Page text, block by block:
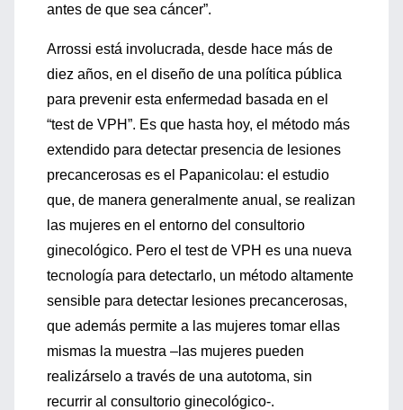
antes de que sea cáncer”.
Arrossi está involucrada, desde hace más de
diez años, en el diseño de una política pública
para prevenir esta enfermedad basada en el
“test de VPH”. Es que hasta hoy, el método más
extendido para detectar presencia de lesiones
precancerosas es el Papanicolau: el estudio
que, de manera generalmente anual, se realizan
las mujeres en el entorno del consultorio
ginecológico. Pero el test de VPH es una nueva
tecnología para detectarlo, un método altamente
sensible para detectar lesiones precancerosas,
que además permite a las mujeres tomar ellas
mismas la muestra –las mujeres pueden
realizárselo a través de una autotoma, sin
recurrir al consultorio ginecológico-.